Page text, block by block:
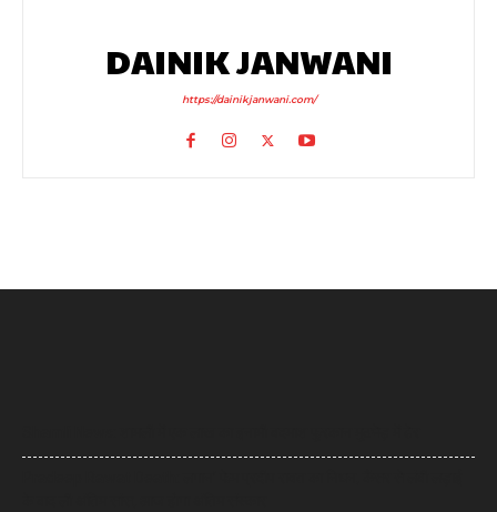
DAINIK JANWANI
https://dainikjanwani.com/